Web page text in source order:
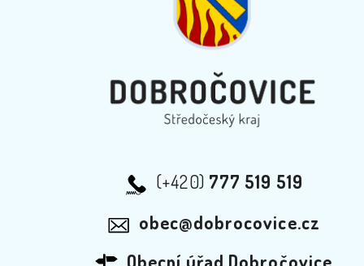
(+420) 777 519 519
obec@dobrocovice.cz
Obecní úřad Dobročovice